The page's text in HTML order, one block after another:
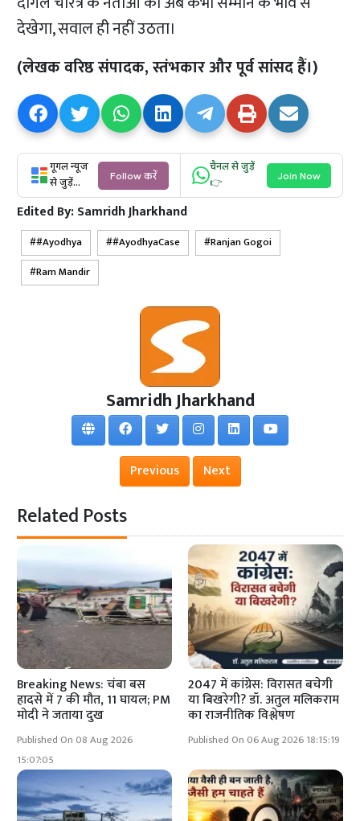
देखेगा, सवाल ही नहीं उठता।
(लेखक वरिष्ठ संपादक, स्तंभकार और पूर्व सांसद हैं।)
गूगल न्यूज
से जुड़ें...
Follow करें
चैनल से जुड़ें
👉
Join Now
Edited By:Samridh Jharkhand
#Ayodhya #AyodhyaCase
Ranjan Gogoi
Ram Mandir
Samridh Jharkhand
Previous Next
Related Posts
Breaking News: चंबा बस
हादसे में 7 की मौत, 11 घायल; PM
मोदी ने जताया दुख
Published On 08 Aug 2026
15:07:05
2047 में कांग्रेस: विरासत बचेगी
या बिखरेगी? डॉ. अतुल मलिकराम
का राजनीतिक विश्लेषण
Published On 06 Aug 2026 18:15:19